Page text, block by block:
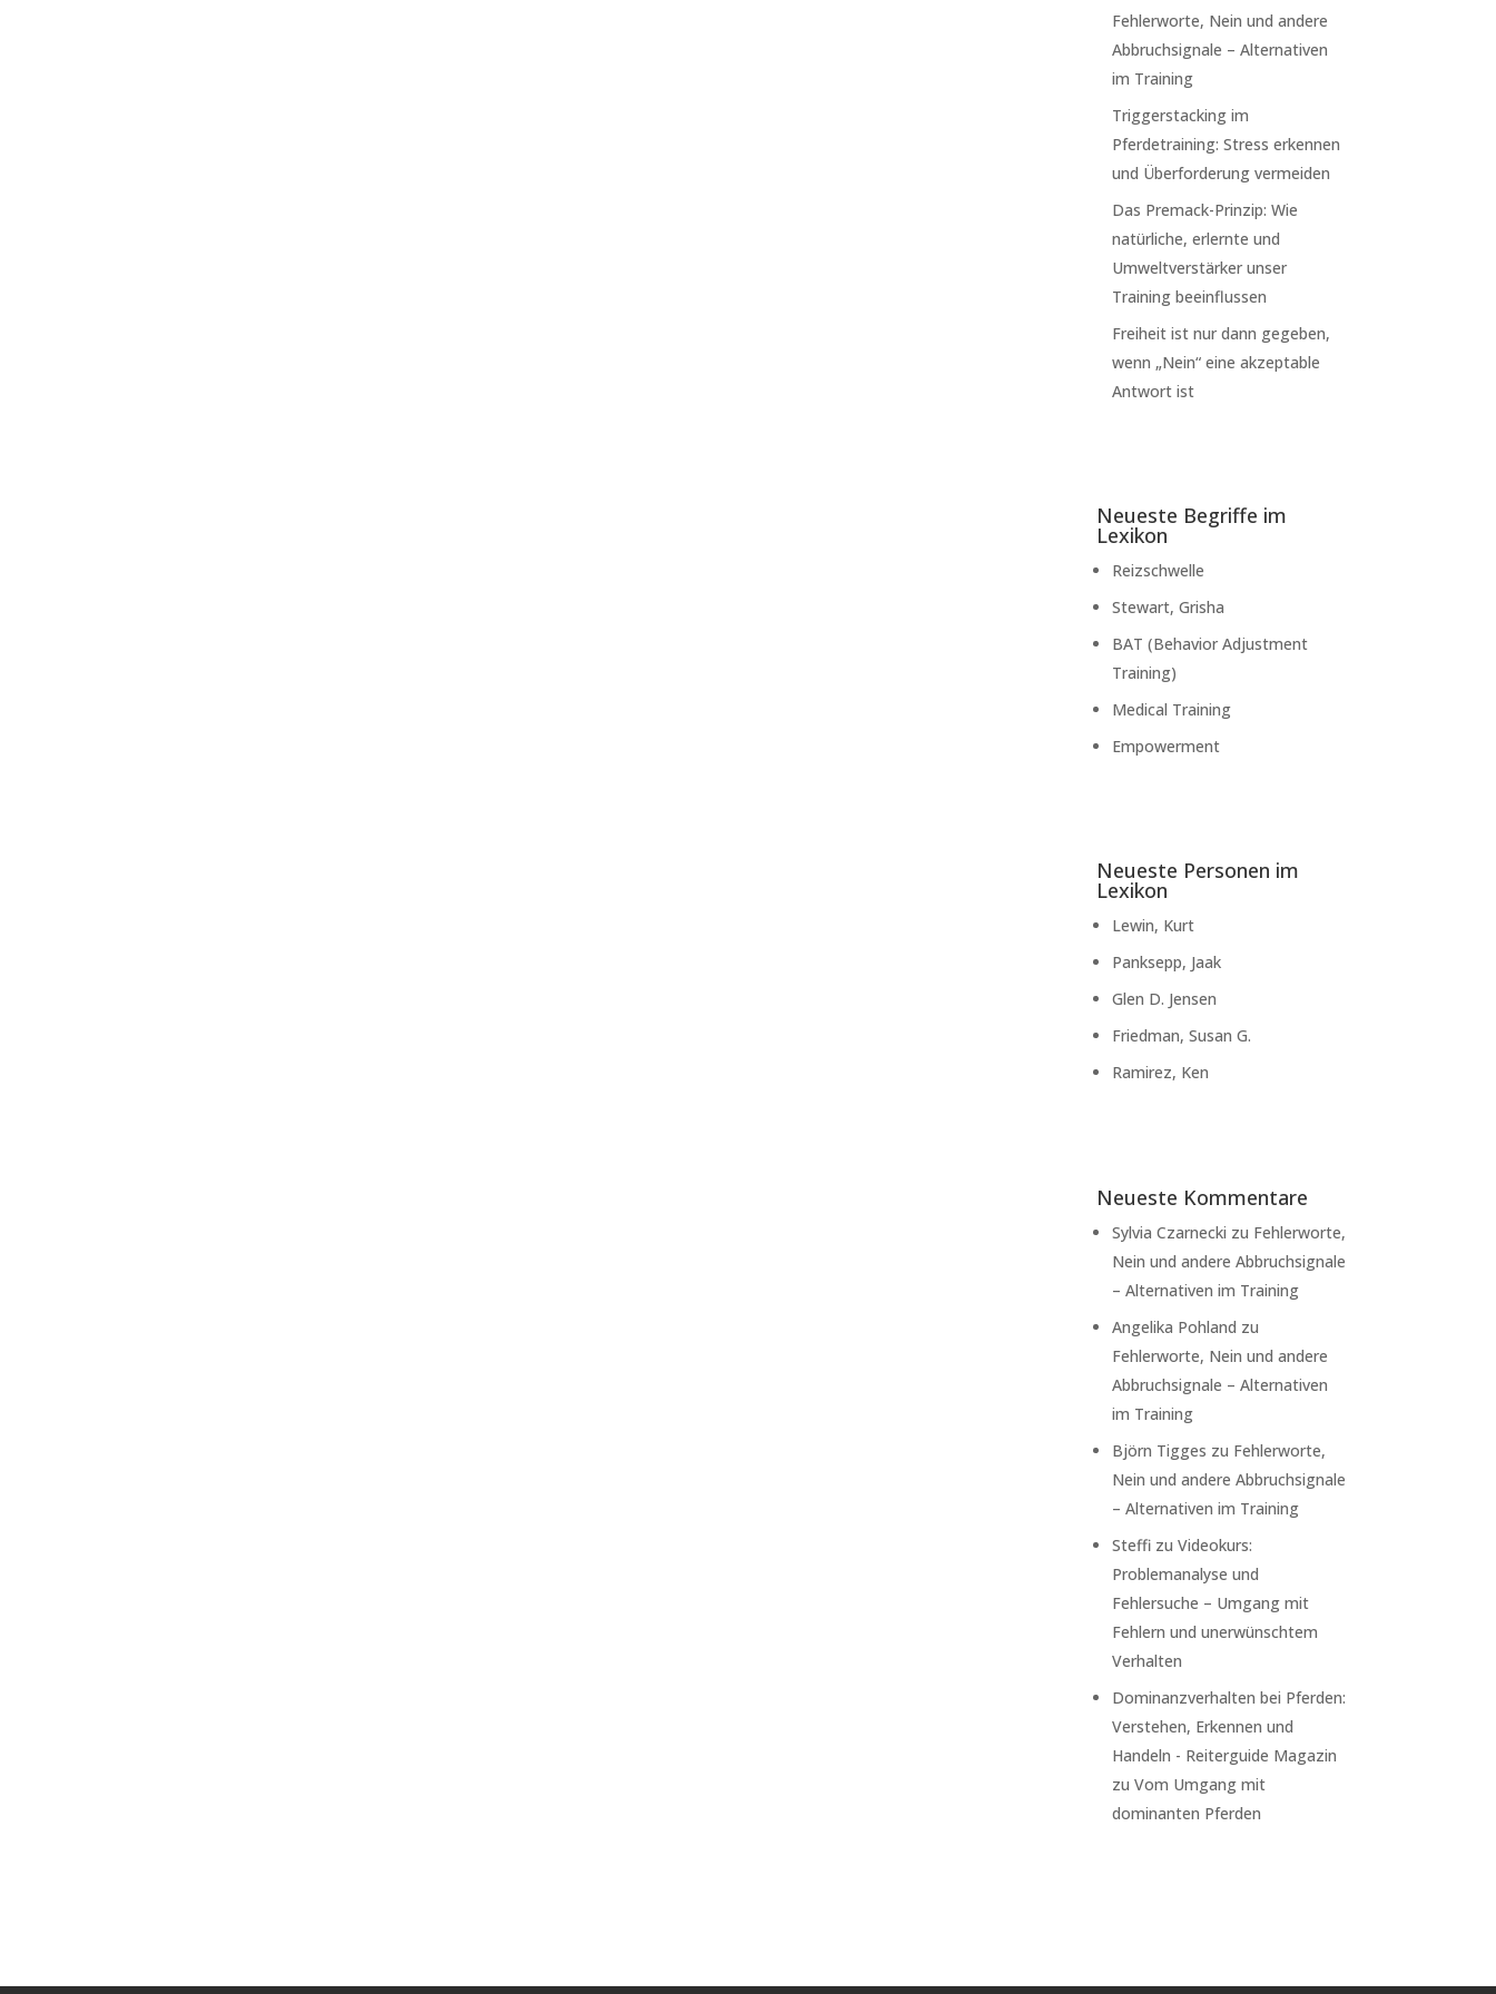
Fehlerworte, Nein und andere
Abbruchsignale – Alternativen
im Training
Triggerstacking im
Pferdetraining: Stress erkennen
und Überforderung vermeiden
Das Premack-Prinzip: Wie
natürliche, erlernte und
Umweltverstärker unser
Training beeinflussen
Freiheit ist nur dann gegeben,
wenn „Nein“ eine akzeptable
Antwort ist
Neueste Begriffe im
Lexikon
Reizschwelle
Stewart, Grisha
BAT (Behavior Adjustment
Training)
Medical Training
Empowerment
Neueste Personen im
Lexikon
Lewin, Kurt
Panksepp, Jaak
Glen D. Jensen
Friedman, Susan G.
Ramirez, Ken
Neueste Kommentare
Sylvia Czarnecki zu Fehlerworte,
Nein und andere Abbruchsignale
– Alternativen im Training
Angelika Pohland zu
Fehlerworte, Nein und andere
Abbruchsignale – Alternativen
im Training
Björn Tigges zu Fehlerworte,
Nein und andere Abbruchsignale
– Alternativen im Training
Steffi zuVideokurs:
Problemanalyse und
Fehlersuche – Umgang mit
Fehlern und unerwünschtem
Verhalten
Dominanzverhalten bei Pferden:
Verstehen, Erkennen und
Handeln - Reiterguide Magazin
zuVom Umgang mit
dominanten Pferden